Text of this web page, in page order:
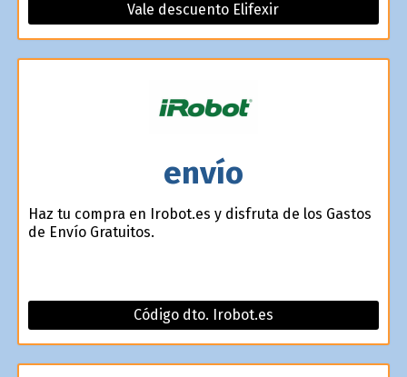
Vale descuento Elifexir
envío
Haz tu compra en Irobot.es y disfruta de los Gastos
de Envío Gratuitos.
Código dto. Irobot.es